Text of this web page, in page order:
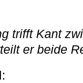
trifft Kant
er beide